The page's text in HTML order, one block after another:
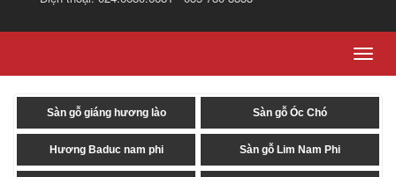
Sàn gỗ giáng hương lào Sàn gỗ Óc Chó
Hương Baduc nam phi Sàn gỗ Lim Nam Phi